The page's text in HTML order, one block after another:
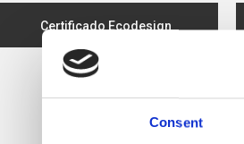
Consent
Certificado Ecodesign